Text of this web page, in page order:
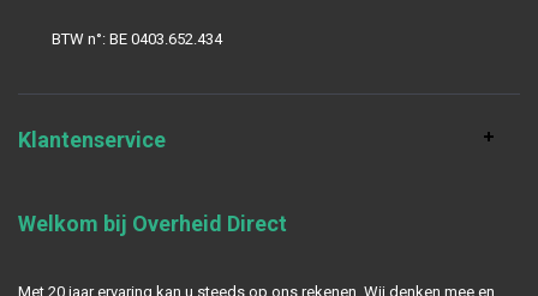
BTW n°: BE 0403.652.434
Klantenservice
Welkom bij Overheid Direct
Met 20 jaar ervaring kan u steeds op ons rekenen. Wij denken mee en